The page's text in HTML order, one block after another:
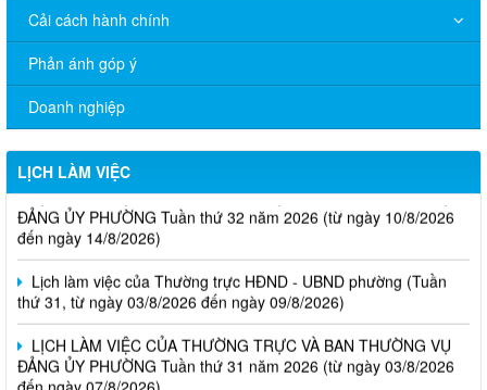
Cải cách hành chính
Phản ánh góp ý
Doanh nghiệp
LỊCH LÀM VIỆC
LỊCH LÀM VIỆC CỦA THƯỜNG TRỰC VÀ BAN THƯỜNG VỤ
ĐẢNG ỦY PHƯỜNG Tuần thứ 32 năm 2026 (từ ngày 10/8/2026
đến ngày 14/8/2026)
Lịch làm việc của Thường trực HĐND - UBND phường (Tuần
thứ 31, từ ngày 03/8/2026 đến ngày 09/8/2026)
LỊCH LÀM VIỆC CỦA THƯỜNG TRỰC VÀ BAN THƯỜNG VỤ
ĐẢNG ỦY PHƯỜNG Tuần thứ 31 năm 2026 (từ ngày 03/8/2026
đến ngày 07/8/2026)